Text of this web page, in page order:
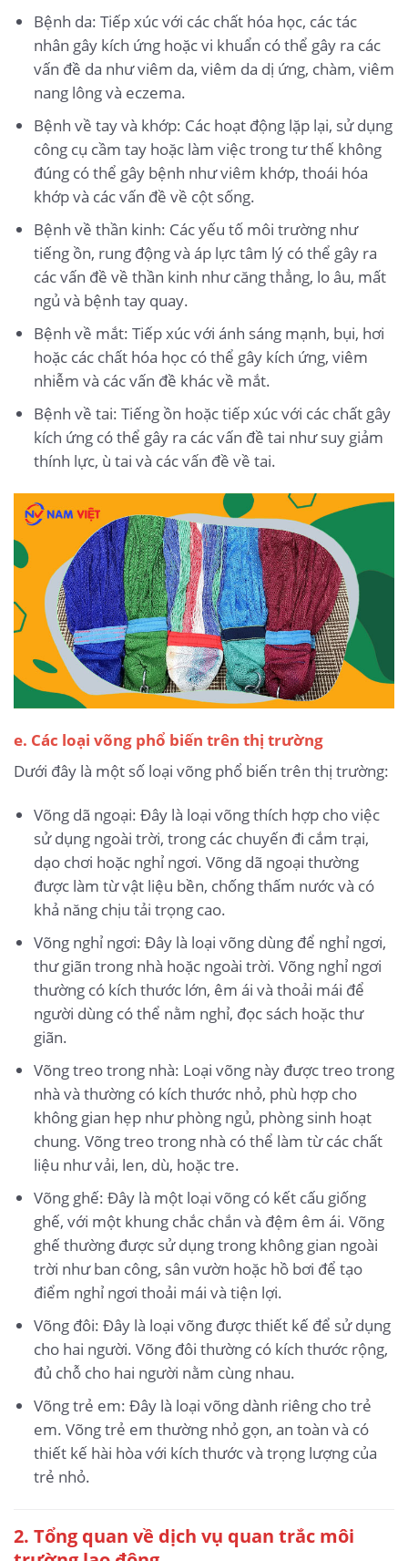
Bệnh da: Tiếp xúc với các chất hóa học, các tác
nhân gây kích ứng hoặc vi khuẩn có thể gây ra các
vấn đề da như viêm da, viêm da dị ứng, chàm, viêm
nang lông và eczema.
Bệnh về tay và khớp: Các hoạt động lặp lại, sử dụng
công cụ cầm tay hoặc làm việc trong tư thế không
đúng có thể gây bệnh như viêm khớp, thoái hóa
khớp và các vấn đề về cột sống.
Bệnh về thần kinh: Các yếu tố môi trường như
tiếng ồn, rung động và áp lực tâm lý có thể gây ra
các vấn đề về thần kinh như căng thẳng, lo âu, mất
ngủ và bệnh tay quay.
Bệnh về mắt: Tiếp xúc với ánh sáng mạnh, bụi, hơi
hoặc các chất hóa học có thể gây kích ứng, viêm
nhiễm và các vấn đề khác về mắt.
Bệnh về tai: Tiếng ồn hoặc tiếp xúc với các chất gây
kích ứng có thể gây ra các vấn đề tai như suy giảm
thính lực, ù tai và các vấn đề về tai.
e. Các loại võng phổ biến trên thị trường
Dưới đây là một số loại võng phổ biến trên thị trường:
Võng dã ngoại: Đây là loại võng thích hợp cho việc
sử dụng ngoài trời, trong các chuyến đi cắm trại,
dạo chơi hoặc nghỉ ngơi. Võng dã ngoại thường
được làm từ vật liệu bền, chống thấm nước và có
khả năng chịu tải trọng cao.
Võng nghỉ ngơi: Đây là loại võng dùng để nghỉ ngơi,
thư giãn trong nhà hoặc ngoài trời. Võng nghỉ ngơi
thường có kích thước lớn, êm ái và thoải mái để
người dùng có thể nằm nghỉ, đọc sách hoặc thư
giãn.
Võng treo trong nhà: Loại võng này được treo trong
nhà và thường có kích thước nhỏ, phù hợp cho
không gian hẹp như phòng ngủ, phòng sinh hoạt
chung. Võng treo trong nhà có thể làm từ các chất
liệu như vải, len, dù, hoặc tre.
Võng ghế: Đây là một loại võng có kết cấu giống
ghế, với một khung chắc chắn và đệm êm ái. Võng
ghế thường được sử dụng trong không gian ngoài
trời như ban công, sân vườn hoặc hồ bơi để tạo
điểm nghỉ ngơi thoải mái và tiện lợi.
Võng đôi: Đây là loại võng được thiết kế để sử dụng
cho hai người. Võng đôi thường có kích thước rộng,
đủ chỗ cho hai người nằm cùng nhau.
Võng trẻ em: Đây là loại võng dành riêng cho trẻ
em. Võng trẻ em thường nhỏ gọn, an toàn và có
thiết kế hài hòa với kích thước và trọng lượng của
trẻ nhỏ.
2. Tổng quan về dịch vụ quan trắc môi